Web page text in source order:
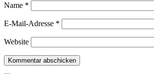
Name *
E-Mail-Adresse *
Website